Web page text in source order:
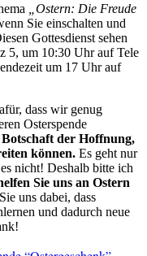
„Ostern: Die Freude
Sie einschalten und
Gottesdienst sehen
5, um 10:30 Uhr auf Tele
um 17 Uhr auf
dass wir genug
Osterspende
der Hoffnung,
können. Es geht nur
nicht! Deshalb bitte ich
Sie uns an Ostern
uns dabei, dass
und dadurch neue